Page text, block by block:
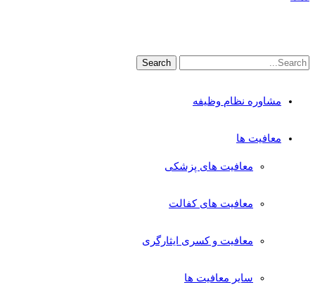
مشاوره نظام وظیفه
معافیت ها
معافیت های پزشکی
معافیت های کفالت
معافیت و کسری ایثارگری
سایر معافیت ها